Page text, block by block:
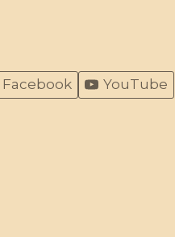
Facebook YouTube